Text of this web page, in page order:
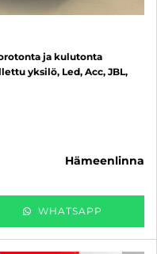
ja kulutonta
yksilö, Led, Acc, JBL,
hämeenlinna
WHATSAPP